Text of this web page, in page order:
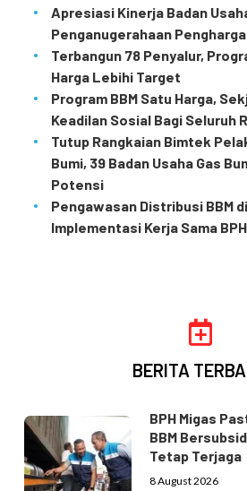
Apresiasi Kinerja Badan
Penganugerahaan
Terbangun 78 Penyalur,
Harga Lebihi Target
Program BBM Satu Harga,
Keadilan Sosial Bagi Seluruh
Tutup Rangkaian Bimtek
Bumi, 39 Badan Usaha Gas
Potensi
Pengawasan Distribusi BBM
Implementasi Kerja Sama
BERITA
BPH Migas
BBM
Tetap Terjaga
8 August 2026